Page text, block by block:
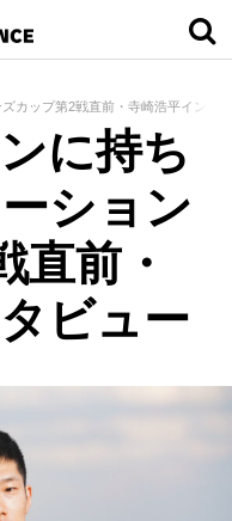
カップ第2戦直前・寺崎浩平インタ
に持ち
ション
直前・
ビュー